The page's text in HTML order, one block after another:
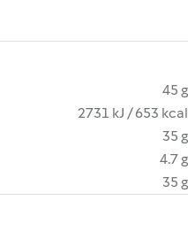
45 g
2731 kJ / 653 kcal
35 g
4.7 g
35 g